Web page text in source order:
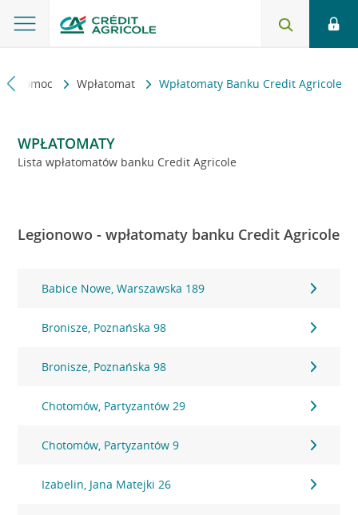
i pomoc Wpłatomat Wpłatomaty Banku Credit Agricole
WPŁATOMATY
Lista wpłatomatów banku Credit Agricole
Legionowo - wpłatomaty banku Credit Agricole
Babice Nowe, Warszawska 189
Bronisze, Poznańska 98
Bronisze, Poznańska 98
Chotomów, Partyzantów 29
Chotomów, Partyzantów 9
Izabelin, Jana Matejki 26